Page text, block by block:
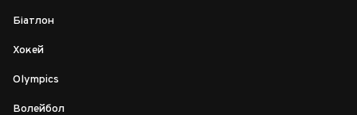
Біатлон
Хокей
Olympics
Волейбол